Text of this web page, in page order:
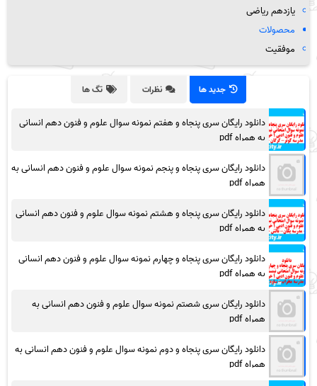
یازدهم ریاضی
محصولات
موفقیت
جدید ها نظرات تگ ها
دانلود رایگان سری پنجاه و هفتم نمونه سوال علوم و فنون دهم انسانی
به همراه pdf
دانلود رایگان سری پنجاه و پنجم نمونه سوال علوم و فنون دهم انسانی به
همراه pdf
دانلود رایگان سری پنجاه و هشتم نمونه سوال علوم و فنون دهم انسانی
به همراه pdf
دانلود رایگان سری پنجاه و چهارم نمونه سوال علوم و فنون دهم انسانی
به همراه pdf
دانلود رایگان سری شصتم نمونه سوال علوم و فنون دهم انسانی به
همراه pdf
دانلود رایگان سری پنجاه و دوم نمونه سوال علوم و فنون دهم انسانی به
همراه pdf